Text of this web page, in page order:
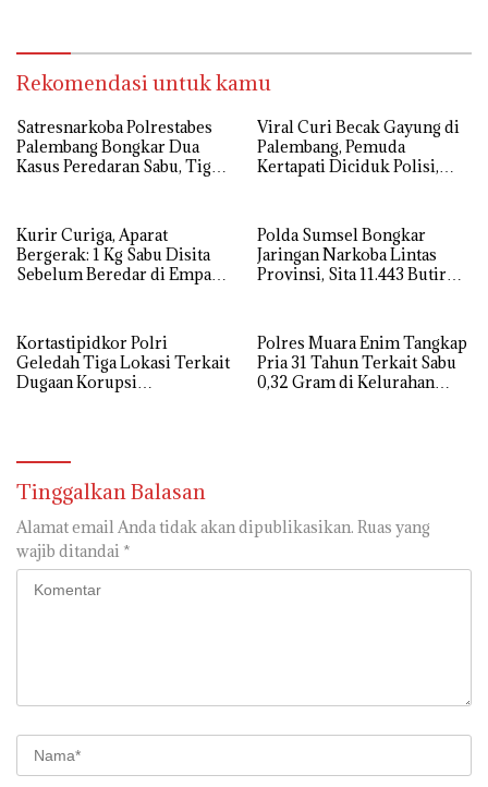
Rekomendasi untuk kamu
Satresnarkoba Polrestabes
Palembang Bongkar Dua
Kasus Peredaran Sabu, Tiga
Viral Curi Becak Gayung di
Palembang, Pemuda
Kertapati Diciduk Polisi,
Kurir Curiga, Aparat
Bergerak: 1 Kg Sabu Disita
Sebelum Beredar di Empat
Polda Sumsel Bongkar
Jaringan Narkoba Lintas
Provinsi, Sita 11.443 Butir
Kortastipidkor Polri
Geledah Tiga Lokasi Terkait
Dugaan Korupsi
Polres Muara Enim Tangkap
Pria 31 Tahun Terkait Sabu
0,32 Gram di Kelurahan
Tinggalkan Balasan
Alamat email Anda tidak akan dipublikasikan. Ruas yang
wajib ditandai *